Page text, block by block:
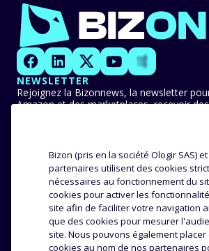
NEWSLETTER
Rejoignez la Bizonnews, la newsletter
Amazon et des marketplaces, recevoir
événements en avant-première et ne
EXPERTISE
Méthodologie
Distribution
Analyse produit
NOS
Success
Avis et
Bizon (pris en la société Ologir SAS)
partenaires utilisent des cookies
nécessaires au fonctionnement du
cookies pour activer les
site afin de faciliter votre navigation
que des cookies pour mesurer
site. Nous pouvons également placer
cookies au nom de nos partenaires